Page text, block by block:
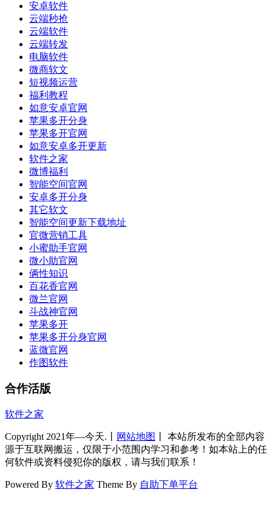
安卓软件
云端秒抢
云端软件
云端转发
电脑软件
微商软文
短视频运营
福利教程
如意安卓官网
苹果多开分身
苹果多开官网
如意安卓多开更新
软件之家
微博福利
智能空间官网
安卓多开分身
其它软文
智能空间更新下载地址
官微营销工具
小蜜助手官网
微小助官网
俩性知识
百花香官网
微兰官网
斗战神官网
苹果多开
苹果多开分身官网
蓝微官网
作图软件
合作活版
软件之家
Copyright 2021年—今天.丨 网站地图
丨 本站所发布的全部内容
源于互联网搬运，仅限于小范围内学习和参考！如本站上的任
何软件或资料侵犯你的版权，请与我们联系！
Powered By 软件之家 Theme By 自助下单平台